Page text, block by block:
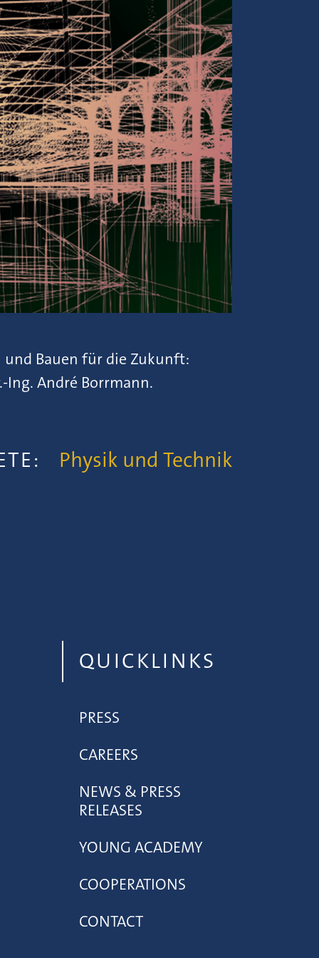
und Bauen für die Zukunft:
Ing. André Borrmann.
Physik und Technik
QUICKLINKS
PRESS
CAREERS
NEWS & PRESS
RELEASES
YOUNG ACADEMY
COOPERATIONS
CONTACT